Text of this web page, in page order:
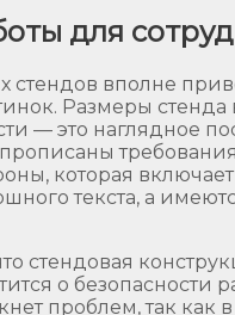
для
вполне
Размеры
— это наглядное
которая
текста, а
о безопасности
проблем, так как